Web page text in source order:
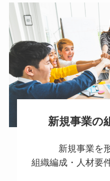
新規事業の
新規事業を
組織編成・人材要